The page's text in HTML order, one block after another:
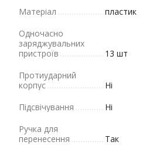
Матеріал
пластик
Одночасно
заряджувальних
пристроїв
13 шт
Протиударний
корпус
Ні
Підсвічування
Ні
Ручка для
перенесення
Так